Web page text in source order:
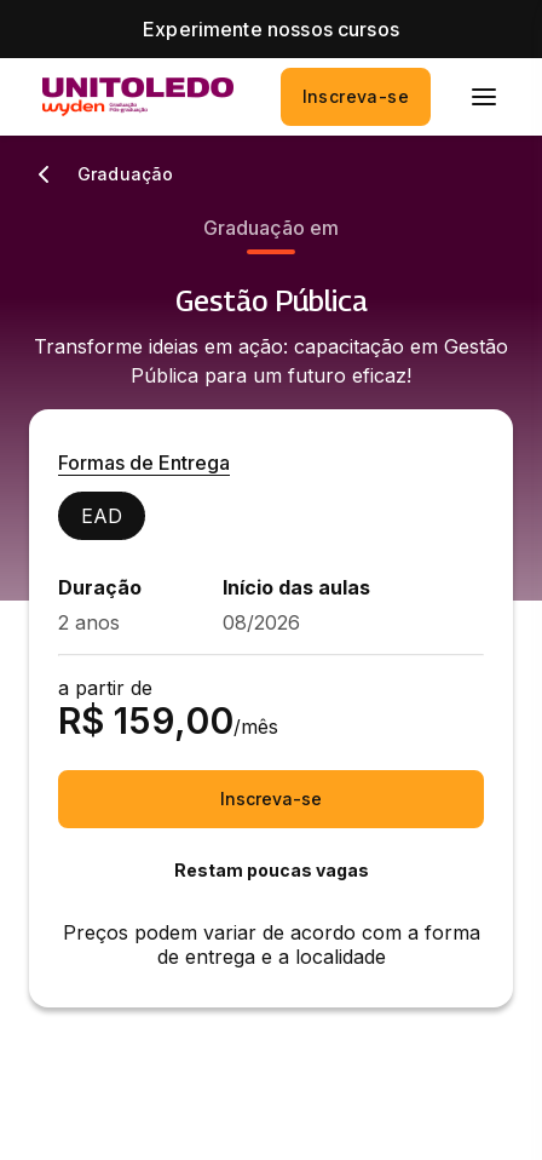
Experimente nossos cursos
Inscreva-se
Graduação
Graduação em
Gestão Pública
Transforme ideias em ação: capacitação em Gestão
Pública para um futuro eficaz!
Formas de Entrega
EAD
Duração
2 anos
Início das aulas
08/2026
a partir de
R$ 159,00/mês
Inscreva-se
Restam poucas vagas
Preços podem variar de acordo com a forma
de entrega e a localidade